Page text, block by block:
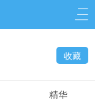
收藏
精华